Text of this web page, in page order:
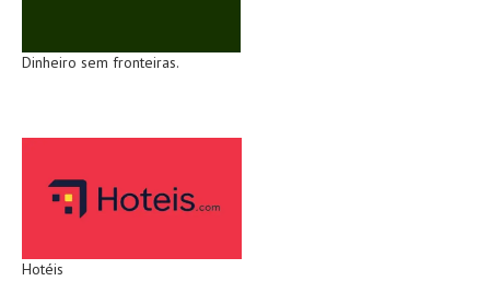
Dinheiro sem fronteiras.
Hotéis